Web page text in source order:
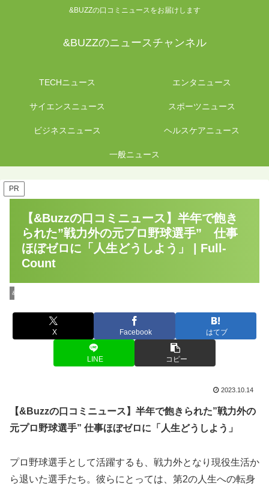
&BUZZの口コミニュースをお届けします
&BUZZのニュースチャンネル
TECHニュース エンタニュース
サイエンスニュース スポーツニュース
ビジネスニュース ヘルスケアニュース
一般ニュース
PR
【&Buzzの口コミニュース】半年で飽き
られた”戦力外の元プロ野球選手” 仕事
ほぼゼロに「人生どうしよう」 | Full-
Count
&Buzzのスポーツニュース
X Facebook はてブ
LINE コピー
2023.10.14
【&Buzzの口コミニュース】半年で飽きられた”戦力外の
元プロ野球選手” 仕事ほぼゼロに「人生どうしよう」
プロ野球選手として活躍するも、戦力外となり現役生活か
ら退いた選手たち。彼らにとっては、第2の人生への転身